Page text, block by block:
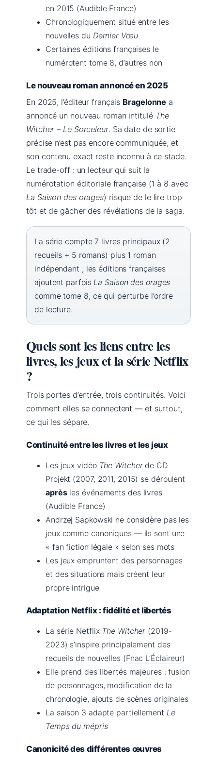
en 2015 (Audible France)
Chronologiquement situé entre les
nouvelles du Dernier Vœu
Certaines éditions françaises le
numérotent tome 8, d’autres non
Le nouveau roman annoncé en 2025
En 2025, l’éditeur français Bragelonne a
annoncé un nouveau roman intitulé The
Witcher – Le Sorceleur. Sa date de sortie
précise n’est pas encore communiquée, et
son contenu exact reste inconnu à ce stade.
Le trade-off : un lecteur qui suit la
numérotation éditoriale française (1 à 8 avec
La Saison des orages) risque de le lire trop
tôt et de gâcher des révélations de la saga.
La série compte 7 livres principaux (2
recueils + 5 romans) plus 1 roman
indépendant ; les éditions françaises
ajoutent parfois La Saison des orages
comme tome 8, ce qui perturbe l’ordre
de lecture.
Quels sont les liens entre les
livres, les jeux et la série Netflix
?
Trois portes d’entrée, trois continuités. Voici
comment elles se connectent — et surtout,
ce qui les sépare.
Continuité entre les livres et les jeux
Les jeux vidéo The Witcherde CD
Projekt (2007, 2011, 2015) se déroulent
aprèsles événements des livres
(Audible France)
Andrzej Sapkowski ne considère pas les
jeux comme canoniques — ils sont une
« fan fiction légale » selon ses mots
Les jeux empruntent des personnages
et des situations mais créent leur
propre intrigue
Adaptation Netflix : fidélité et libertés
La série Netflix The Witcher (2019-
2023) s’inspire principalement des
recueils de nouvelles (Fnac L’Éclaireur)
Elle prend des libertés majeures : fusion
de personnages, modification de la
chronologie, ajouts de scènes originales
La saison 3 adapte partiellement Le
Temps du mépris
Canonicité des différentes œuvres